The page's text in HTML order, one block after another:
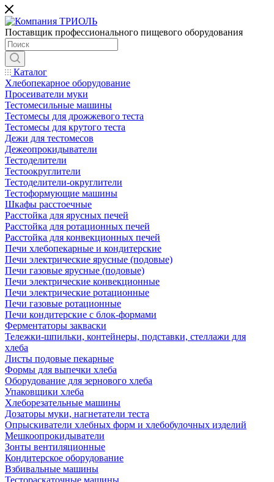
Поставщик профессионального пищевого оборудования
Каталог
Хлебопекарное оборудование
Просеиватели муки
Тестомесильные машины
Тестомесы для дрожжевого теста
Тестомесы для крутого теста
Дежи для тестомесов
Дежеопрокидыватели
Тестоделители
Тестоокруглители
Тестоделители-округлители
Тестоформующие машины
Шкафы расстоечные
Расстойка для ярусных печей
Расстойка для ротационных печей
Расстойка для конвекционных печей
Печи хлебопекарные и кондитерские
Печи электрические ярусные (подовые)
Печи газовые ярусные (подовые)
Печи электрические конвекционные
Печи электрические ротационные
Печи газовые ротационные
Печи кондитерские с блок-формами
Ферментаторы закваски
Тележки-шпильки, контейнеры, подставки, стеллажи для
хлеба
Листы подовые пекарные
Формы для выпечки хлеба
Оборудование для зернового хлеба
Упаковщики хлеба
Хлеборезательные машины
Дозаторы муки, нагнетатели теста
Опрыскиватели хлебных форм и хлебобулочных изделий
Мешкоопрокидыватели
Зонты вентиляционные
Кондитерское оборудование
Взбивальные машины
Тестораскаточные машины